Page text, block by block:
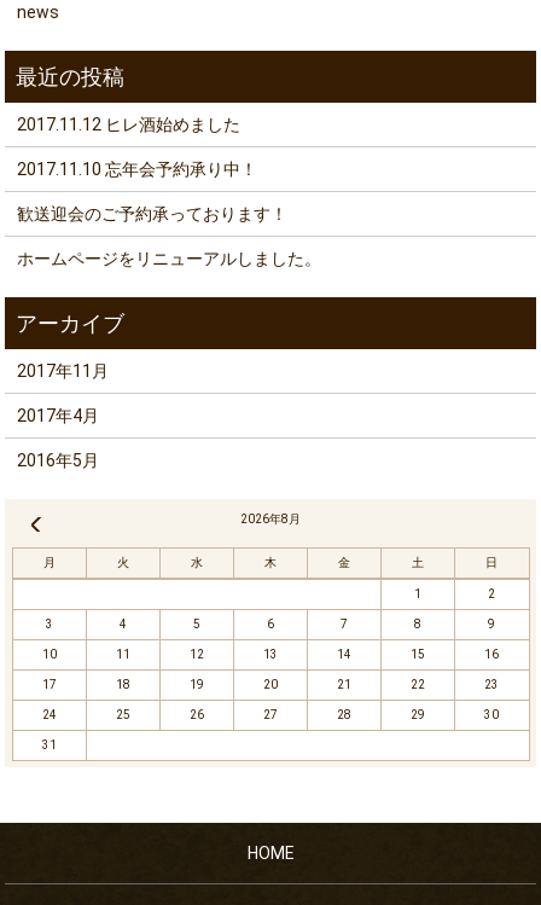
news
2017.11.12 ヒレ酒始めました
2017.11.10 忘年会予約承り中！
歓送迎会のご予約承っております！
ホームページをリニューアルしました。
2017年11月
2017年4月
2016年5月
2026年8月
月 火 水 木 金 土 日
1 2
3 4 5 6 7 8 9
10 11 12 13 14 15 16
17 18 19 20 21 22 23
24 25 26 27 28 29 30
31
HOME